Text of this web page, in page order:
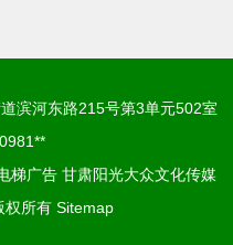
滨河东路215号第3单元502室
梯广告 甘肃阳光大众文化传媒
权所有 Sitemap